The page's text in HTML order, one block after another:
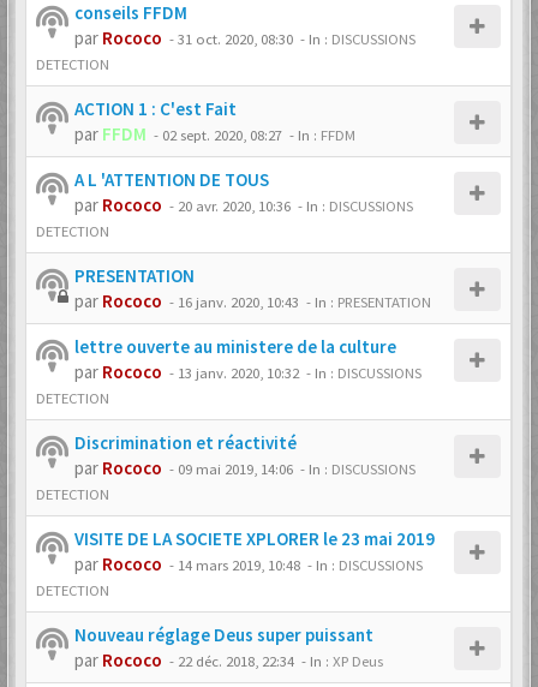
conseils FFDM
par Rococo -31 oct. 2020, 08:30 - In : DISCUSSIONS
DETECTION
ACTION 1 : C'est Fait
par FFDM - 02 sept. 2020, 08:27 - In : FFDM
A L 'ATTENTION DE TOUS
par Rococo - 20 avr. 2020, 10:36 - In : DISCUSSIONS
DETECTION
PRESENTATION
par Rococo - 16 janv. 2020, 10:43 - In : PRESENTATION
lettre ouverte au ministere de la culture
par Rococo - 13 janv. 2020, 10:32 - In : DISCUSSIONS
DETECTION
Discrimination et réactivité
par Rococo - 09 mai 2019, 14:06 - In : DISCUSSIONS
DETECTION
VISITE DE LA SOCIETE XPLORER le 23 mai 2019
par Rococo - 14 mars 2019, 10:48 - In : DISCUSSIONS
DETECTION
Nouveau réglage Deus super puissant
par Rococo - 22 déc. 2018, 22:34 - In : XP Deus